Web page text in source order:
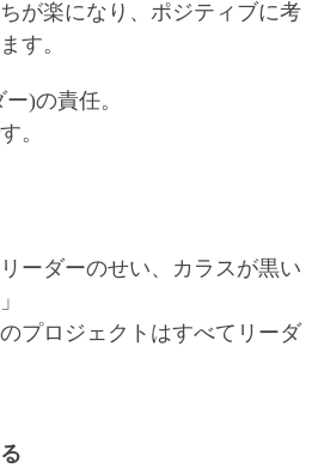
が楽になり、ポジティブに考
す。
)の責任。
。
ーダーのせい、カラスが黒い
プロジェクトはすべてリーダ